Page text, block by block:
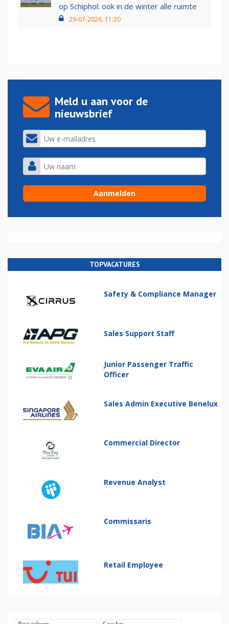
op Schiphol: ook in de winter alle ruimte
29-07-2026, 11:20
Meld u aan voor de
nieuwsbrief
TOPVACATURES
Safety & Compliance Manager
Sales Support Staff
Junior Passenger Traffic
Officer
Sales Admin Executive Benelux
Commercial Director
Revenue Analyst
Commissaris
Retail Employee